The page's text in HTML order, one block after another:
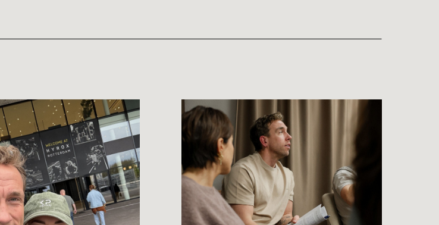
LEES DE BLOG LEES DE BLOG